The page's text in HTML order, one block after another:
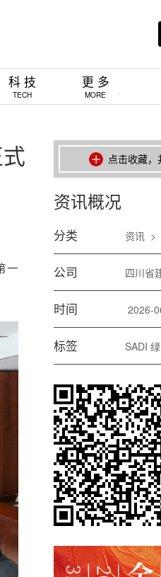
科 技
TECH
更 多
MORE
一
点击收藏
资讯概况
分类 资讯>
公司 四川省
时间 2026-
标签 SADI